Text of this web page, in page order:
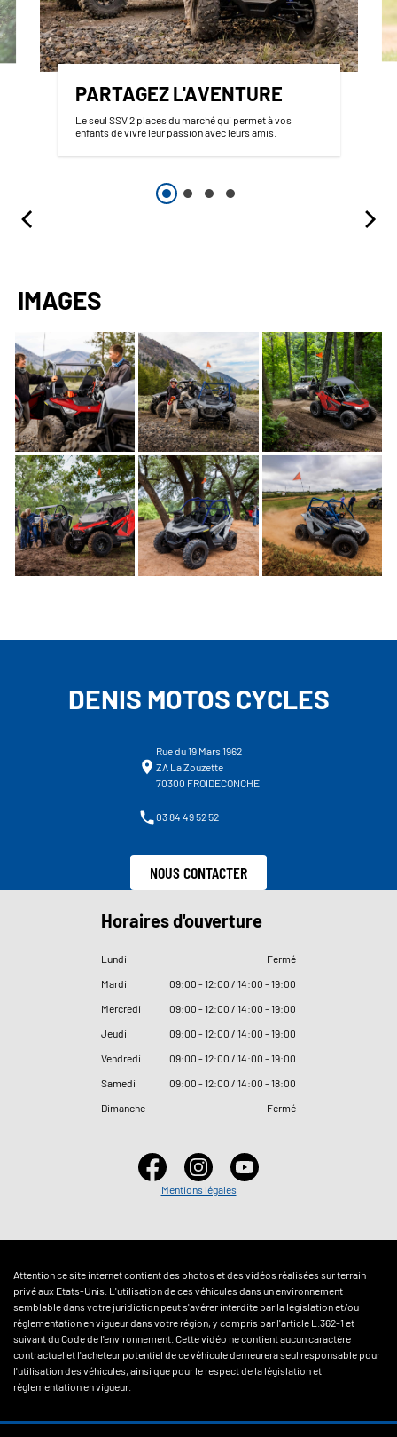
PARTAGEZ L'AVENTURE
Le seul SSV 2 places du marché qui permet à vos
enfants de vivre leur passion avec leurs amis.
IMAGES
DENIS MOTOS CYCLES
Rue du 19 Mars 1962
ZA La Zouzette
70300 FROIDECONCHE
03 84 49 52 52
NOUS CONTACTER
Horaires d'ouverture
Lundi
Fermé
Mardi
09:00 - 12:00 / 14:00 - 19:00
Mercredi
09:00 - 12:00 / 14:00 - 19:00
Jeudi
09:00 - 12:00 / 14:00 - 19:00
Vendredi
09:00 - 12:00 / 14:00 - 19:00
Samedi
09:00 - 12:00 / 14:00 - 18:00
Dimanche
Fermé
Mentions légales
Attention ce site internet contient des photos et des vidéos réalisées sur terrain
privé aux Etats-Unis. L'utilisation de ces véhicules dans un environnement
semblable dans votre juridiction peut s'avérer interdite par la législation et/ou
réglementation en vigueur dans votre région, y compris par l'article L.362-1 et
suivant du Code de l'environnement. Cette vidéo ne contient aucun caractère
contractuel et l'acheteur potentiel de ce véhicule demeurera seul responsable pour
l'utilisation des véhicules, ainsi que pour le respect de la législation et
réglementation en vigueur.